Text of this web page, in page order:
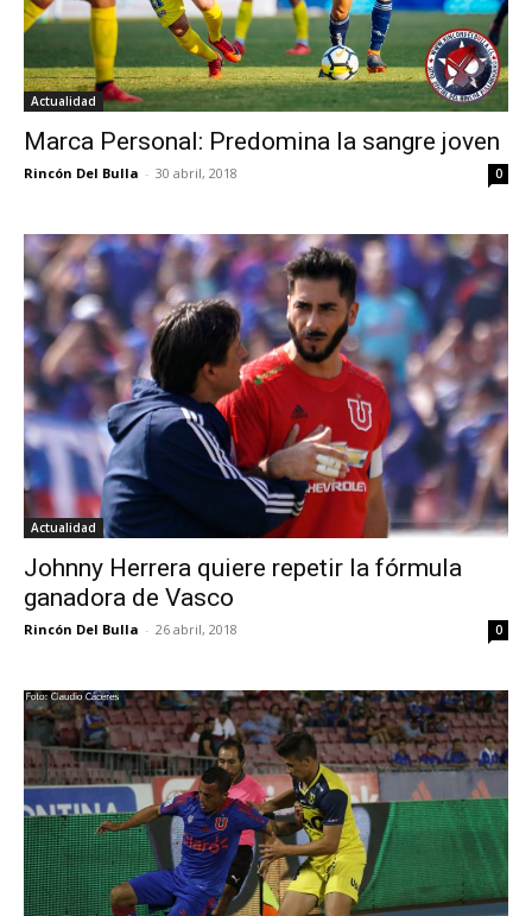
Actualidad
Marca Personal: Predomina la sangre joven
Rincón Del Bulla - 30 abril, 2018 0
Actualidad
Johnny Herrera quiere repetir la fórmula
ganadora de Vasco
Rincón Del Bulla - 26 abril, 2018 0